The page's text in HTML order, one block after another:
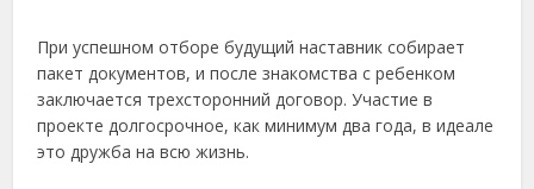
При успешном отборе будущий наставник собирает
пакет документов, и после знакомства с ребенком
заключается трехсторонний договор. Участие в
проекте долгосрочное, как минимум два года, в идеале
это дружба на всю жизнь.